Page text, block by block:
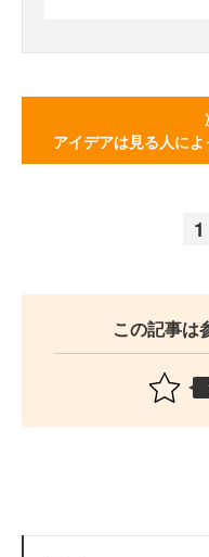
アイデアは見る人に
1
この記事は